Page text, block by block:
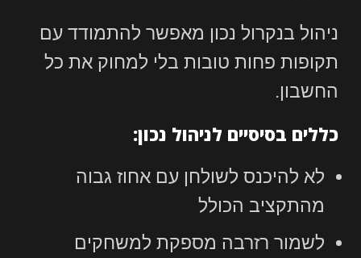
ניהול בנקרול נכון מאפשר להתמודד עם
תקופות פחות טובות בלי למחוק את כל
החשבון.
כללים בסיסיים לניהול נכון:
לא להיכנס לשולחן עם אחוז גבוה
מהתקציב הכולל
לשמור רזרבה מספקת למשחקים